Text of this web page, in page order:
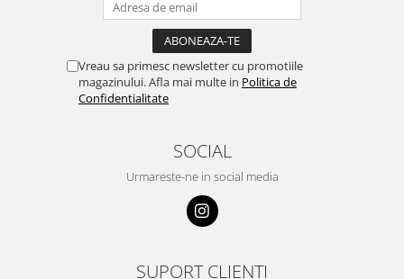
Vreau sa primesc newsletter cu promotiile
magazinului. Afla mai multe in Politica de
Confidentialitate
SOCIAL
Urmareste-ne in social media
SUPORT CLIENTI